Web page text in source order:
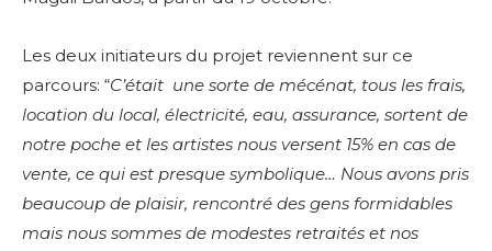
Les deux initiateurs du projet reviennent sur ce
parcours: “C’était une sorte de mécénat, tous les frais,
location du local, électricité, eau, assurance, sortent de
notre poche et les artistes nous versent 15% en cas de
vente, ce qui est presque symbolique… Nous avons pris
beaucoup de plaisir, rencontré des gens formidables
mais nous sommes de modestes retraités et nos